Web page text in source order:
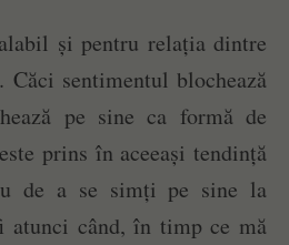
și pentru relația dintre
Căci sentimentul blochează
pe sine ca formă de
prins în aceeași tendință
de a se simți pe sine la
atunci când, în timp ce mă